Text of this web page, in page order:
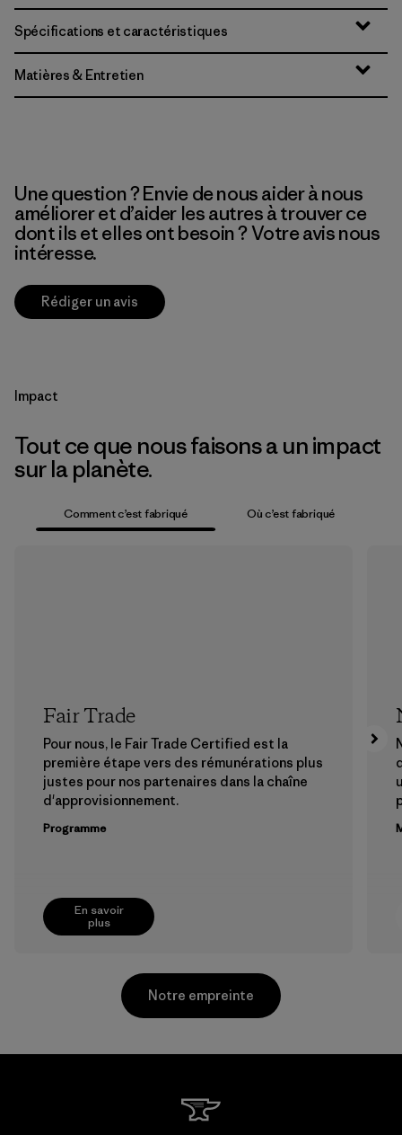
Spécifications et caractéristiques
Matières & Entretien
Une question ? Envie de nous aider à nous
améliorer et d’aider les autres à trouver ce
dont ils et elles ont besoin ? Votre avis nous
intéresse.
Rédiger un avis
Impact
Tout ce que nous faisons a un impact
sur la planète.
Comment c’est fabriqué Où c’est fabriqué
En savoir
plus
Fair Trade
Pour nous, le Fair Trade Certified est la
première étape vers des rémunérations plus
justes pour nos partenaires dans la chaîne
d'approvisionnement.
Programme
Notre empreinte